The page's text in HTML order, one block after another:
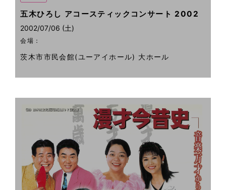
五木ひろし アコースティックコンサート 2002
2002/07/06 (土)
会場：
茨木市市民会館(ユーアイホール) 大ホール